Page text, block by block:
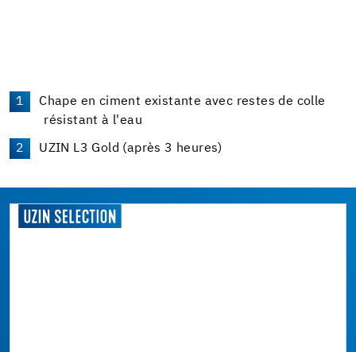
Chape en ciment existante avec restes de colle
résistant à l'eau
UZIN L3 Gold (après 3 heures)